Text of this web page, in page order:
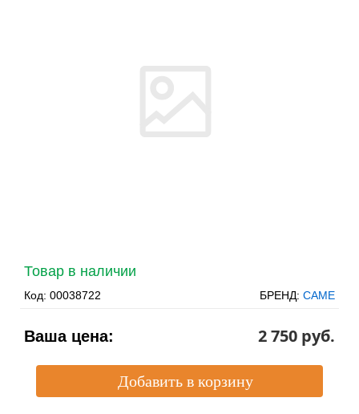
Товар в наличии
Код: 00038722 БРЕНД: CAME
Ваша цена: 2 750 pуб.